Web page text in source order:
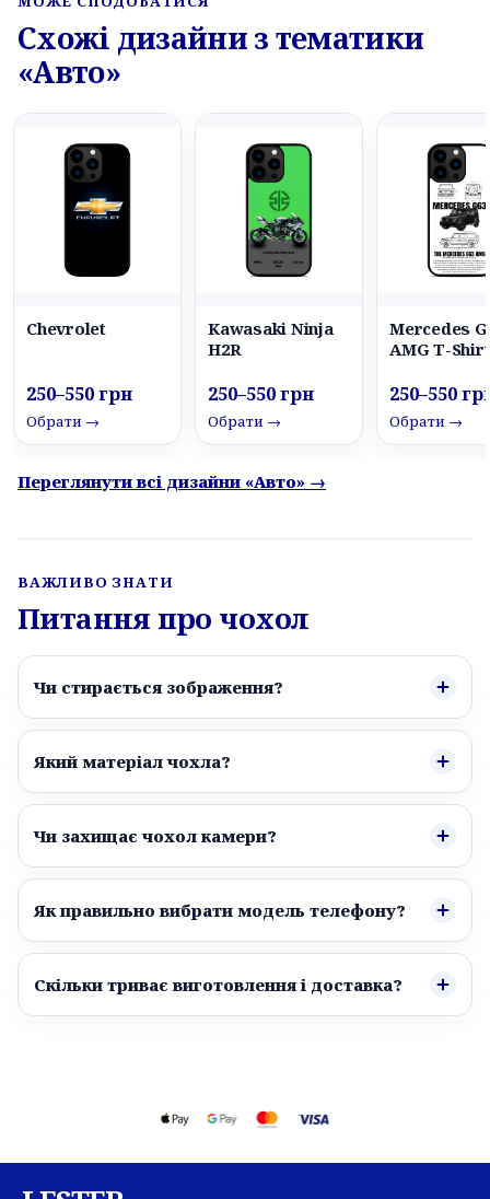
Схожі дизайни з тематики
«Авто»
Chevrolet
250–550 грн
Обрати →
Kawasaki Ninja
H2R
250–550 грн
Обрати →
Mercedes
AMG T-Shirt
250–550
Обрати →
Переглянути всі дизайни «Авто» →
ВАЖЛИВО ЗНАТИ
Питання про чохол
Чи стирається зображення?
Який матеріал чохла?
Чи захищає чохол камери?
Як правильно вибрати модель телефону?
Скільки триває виготовлення і доставка?